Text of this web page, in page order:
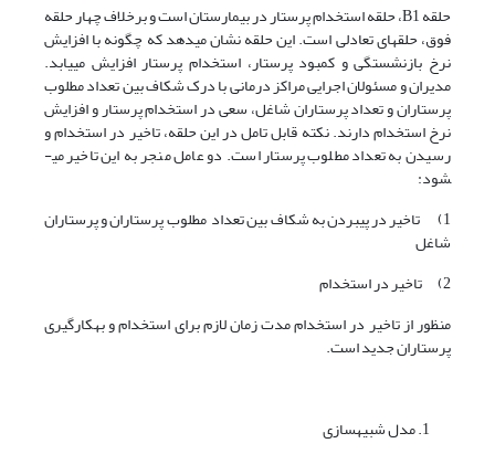
حلقه B1، حلقه استخدام پرستار در بیمارستان است و برخلاف چهار حلقه
فوق، حلقه­ای تعادلی است. این حلقه نشان می­دهد که چگونه با افزایش
نرخ بازنشستگی و کمبود پرستار، استخدام پرستار افزایش می­یابد.
مدیران و مسئولان اجرایی مراکز درمانی با درک شکاف بین تعداد مطلوب
پرستاران و تعداد پرستاران شاغل، سعی در استخدام پرستار و افزایش
نرخ استخدام دارند. نکته قابل تامل در این حلقه، تاخیر در استخدام و
رسیدن به تعداد مطلوب پرستار است. دو عامل منجر به این تاخیر می­
شود:
1) تاخیر در پی­بردن به شکاف بین تعداد مطلوب پرستاران و پرستاران
شاغل
2) تاخیر در استخدام
منظور از تاخیر در استخدام مدت زمان لازم برای استخدام و به­کارگیری
پرستاران جدید است.
مدل شبیه­سازی